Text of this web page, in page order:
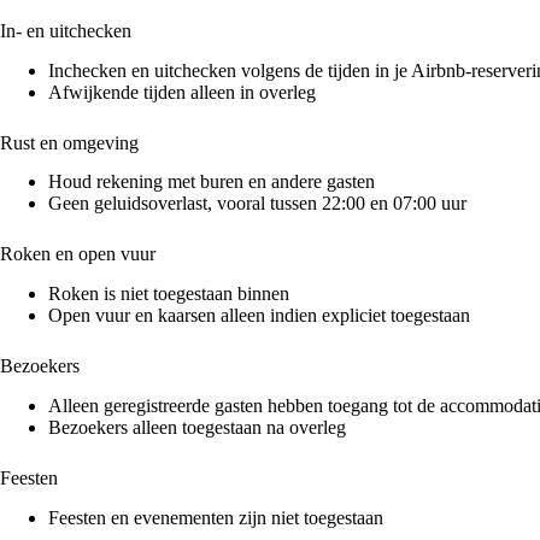
In- en uitchecken
Inchecken en uitchecken volgens de tijden in je Airbnb-
Afwijkende tijden alleen in overleg
Rust en omgeving
Houd rekening met buren en andere gasten
Geen geluidsoverlast, vooral tussen 22:00 en 07:00 uur
Roken en open vuur
Roken is niet toegestaan binnen
Open vuur en kaarsen alleen indien expliciet toegestaan
Bezoekers
Alleen geregistreerde gasten hebben toegang tot de
Bezoekers alleen toegestaan na overleg
Feesten
Feesten en evenementen zijn niet toegestaan